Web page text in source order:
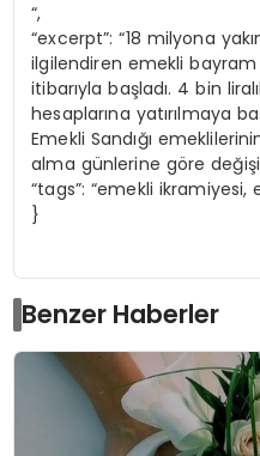
“,
“excerpt”: “18 milyona
ilgilendiren emekli
itibarıyla başladı. 4 bin
hesaplarına yatırılmaya
Emekli Sandığı
alma günlerine göre
“tags”: “emekli
}
Benzer Haberler